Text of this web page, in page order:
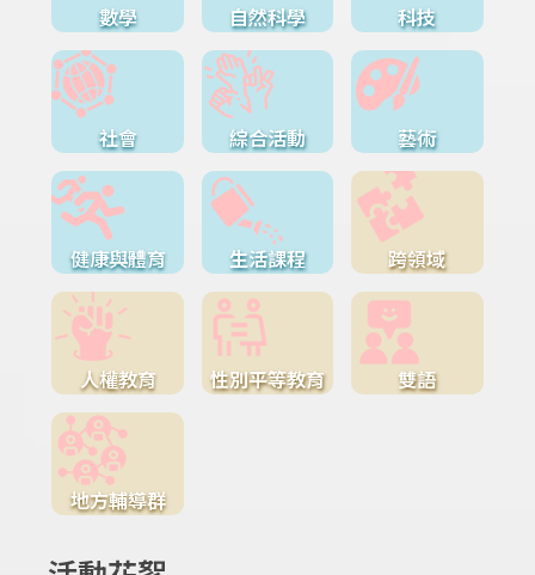
數學 自然科學 科技
社會 綜合活動 藝術
健康與體育 生活課程 跨領域
人權教育 性別平等教育 雙語
地方輔導群